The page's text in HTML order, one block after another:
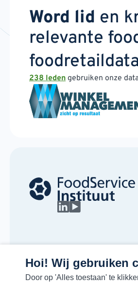
Hoi! Wij gebruiken
Door op 'Alles toestaan' te
Word lid en
relevante
foodretaildata
238 leden gebruiken onze